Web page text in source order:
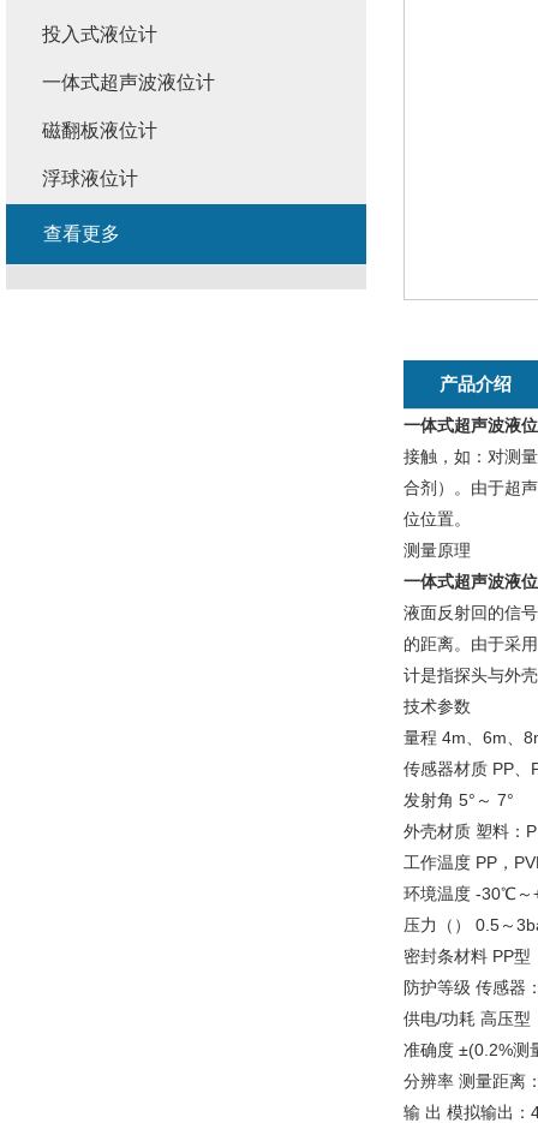
产品介绍
一体式超声波液
接触，如：对测
合剂）。由于超
位位置。
测量原理
一体式超声波液
液面反射回的信
的距离。由于采
计是指探头与外
技术参数
量程 4m、6m、
传感器材质 PP、
发射角 5°～ 7°
外壳材质 塑料：
工作温度 PP，
环境温度 -30℃
压力（） 0.5～
密封条材料 PP
防护等级 传感器
供电/功耗 高压型
准确度 ±(0.2%测
分辨率 测量距离
输 出 模拟输出：
投入式液位计
一体式超声波液位计
磁翻板液位计
浮球液位计
查看更多